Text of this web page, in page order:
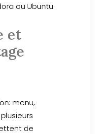
ou Ubuntu.
et
menu,
de